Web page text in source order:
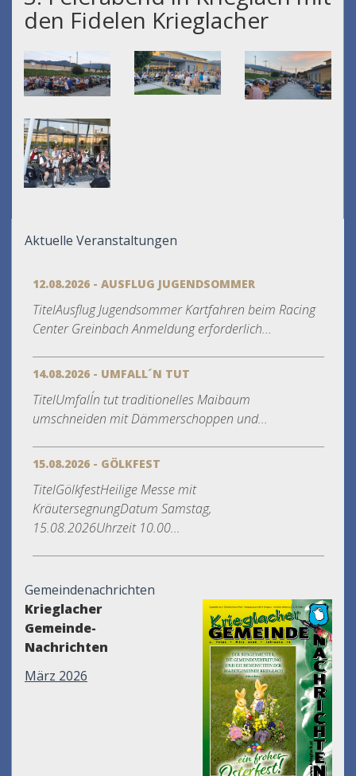
den Fidelen Krieglacher
Aktuelle Veranstaltungen
12.08.2026 - AUSFLUG JUGENDSOMMER
TitelAusflug Jugendsommer Kartfahren beim Racing
Center Greinbach Anmeldung erforderlich...
14.08.2026 - UMFALL´N TUT
TitelUmfall´n tut traditionelles Maibaum
umschneiden mit Dämmerschoppen und...
15.08.2026 - GÖLKFEST
TitelGölkfestHeilige Messe mit
KräutersegnungDatum Samstag,
15.08.2026Uhrzeit 10.00...
Gemeindenachrichten
Krieglacher
Gemeinde-
Nachrichten
März 2026